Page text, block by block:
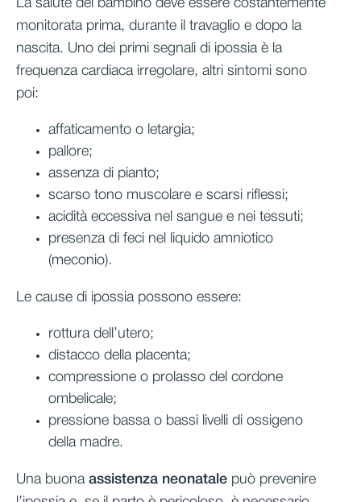
La salute del bambino deve essere costantemente
monitorata prima, durante il travaglio e dopo la
nascita. Uno dei primi segnali di ipossia è la
frequenza cardiaca irregolare, altri sintomi sono
poi:
affaticamento o letargia;
pallore;
assenza di pianto;
scarso tono muscolare e scarsi riflessi;
acidità eccessiva nel sangue e nei tessuti;
presenza di feci nel liquido amniotico
(meconio).
Le cause di ipossia possono essere:
rottura dell’utero;
distacco della placenta;
compressione o prolasso del cordone
ombelicale;
pressione bassa o bassi livelli di ossigeno
della madre.
Una buonaassistenza neonatale può prevenire